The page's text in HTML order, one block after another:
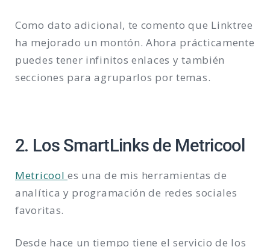
Como dato adicional, te comento que Linktree
ha mejorado un montón. Ahora prácticamente
puedes tener infinitos enlaces y también
secciones para agruparlos por temas.
2. Los SmartLinks de Metricool
Metricool es una de mis herramientas de
analítica y programación de redes sociales
favoritas.
Desde hace un tiempo tiene el servicio de los